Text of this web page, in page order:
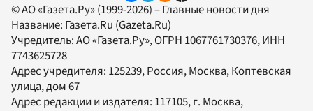
© АО «Газета.Ру» (1999-2026) – Главные новости дня
Название: Газета.Ru (Gazeta.Ru)
Учредитель:АО «Газета.Ру», ОГРН 1067761730376, ИНН
7743625728
Адрес учредителя: 125239, Россия, Москва, Коптевская
улица, дом 67
Адрес редакции и издателя: 117105, г. Москва,